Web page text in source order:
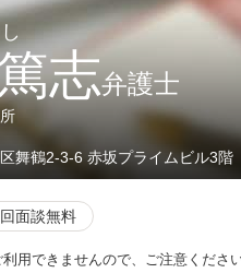
志弁護士
舞鶴2-3-6 赤坂プライムビル3階
面談無料
用できませんので、ご注意ください